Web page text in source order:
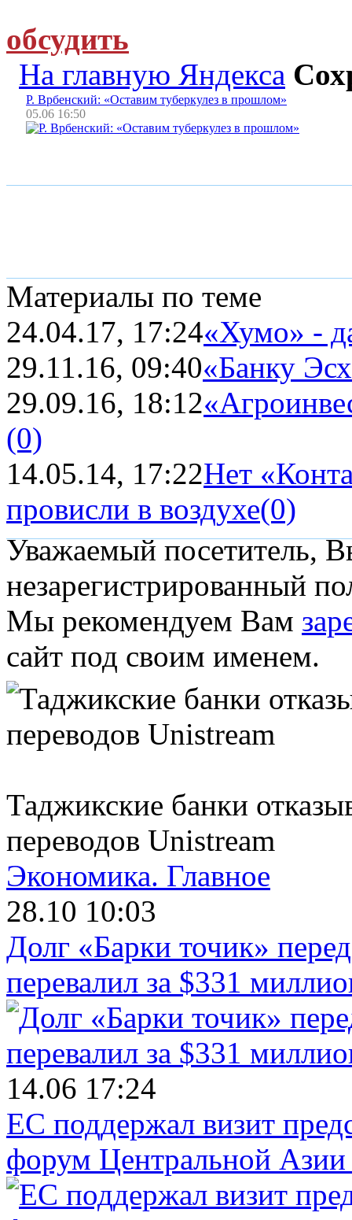
обсудить
На главную Яндекса
Р. Врбенский: «Оставим туберкулез в прошлом»
05.06 16:50
Материалы по теме
24.04.17, 17:24«Хумо» -
29.11.16, 09:40«Банку
29.09.16, 18:12
(0)
14.05.14, 17:22Нет
провисли в воздухе(0)
Уважаемый посетитель,
незарегистрированный
Мы рекомендуем Вам
сайт под своим именем.
Таджикские банки
переводов Unistream
Экономика. Главное
28.10 10:03
Долг «Барки точик»
перевалил за $331
14.06 17:24
ЕС поддержал визит
форум Центральной Азии